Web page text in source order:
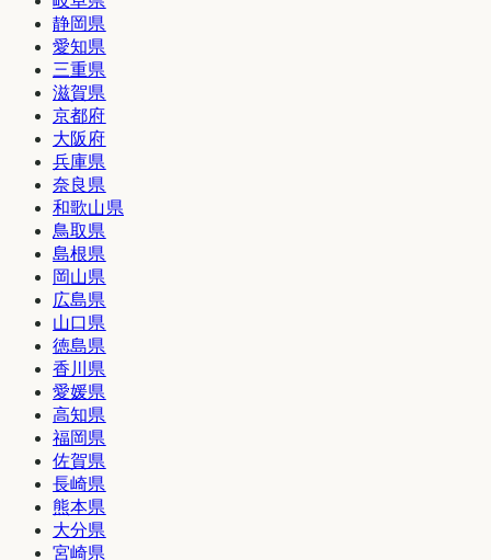
静岡県
愛知県
三重県
滋賀県
京都府
大阪府
兵庫県
奈良県
和歌山県
鳥取県
島根県
岡山県
広島県
山口県
徳島県
香川県
愛媛県
高知県
福岡県
佐賀県
長崎県
熊本県
大分県
宮崎県